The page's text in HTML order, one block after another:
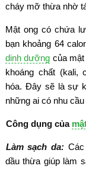
cháy mỡ thừa nhờ
Mật ong có chứa
bạn khoảng 64
dinh dưỡng của
khoáng chất (kali,
hóa. Đây sẽ là sự
những ai có nhu
Công dụng của
Làm sạch da:
dầu thừa giúp làm